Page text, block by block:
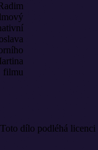
filmu
Toto dílo podléhá licenci